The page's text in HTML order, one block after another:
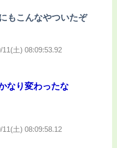
もこんなやついたぞ
11(土) 08:09:53.92
なり変わったな
11(土) 08:09:58.12